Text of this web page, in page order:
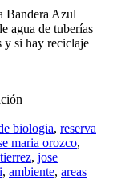
Bandera Azul
agua de tuberías
y si hay reciclaje
biologia, reserva
maria orozco,
, jose
, ambiente, areas